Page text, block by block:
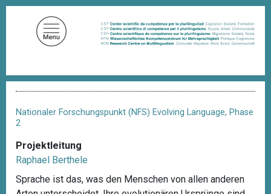
D
a
a
v
i
a
Nationaler Forschungspunkt (NFS) Evolving Language, Phase
2
Projektleitung
Raphael Berthele
Sprache ist das, was den Menschen von allen anderen